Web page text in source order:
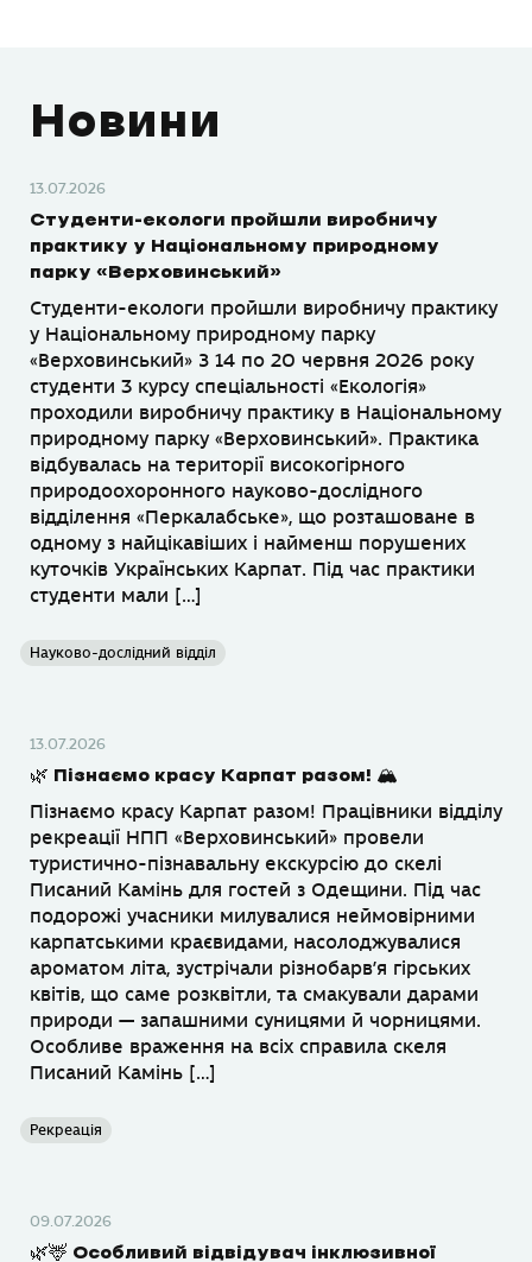
Новини
13.07.2026
Студенти-екологи пройшли виробничу
практику у Національному природному
парку «Верховинський»
Студенти-екологи пройшли виробничу практику
у Національному природному парку
«Верховинський» З 14 по 20 червня 2026 року
студенти 3 курсу спеціальності «Екологія»
проходили виробничу практику в Національному
природному парку «Верховинський». Практика
відбувалась на території високогірного
природоохоронного науково-дослідного
відділення «Перкалабське», що розташоване в
одному з найцікавіших і найменш порушених
куточків Українських Карпат. Під час практики
студенти мали […]
Науково-дослідний відділ
13.07.2026
🌿 Пізнаємо красу Карпат разом! 🏔
Пізнаємо красу Карпат разом! Працівники відділу
рекреації НПП «Верховинський» провели
туристично-пізнавальну екскурсію до скелі
Писаний Камінь для гостей з Одещини. Під час
подорожі учасники милувалися неймовірними
карпатськими краєвидами, насолоджувалися
ароматом літа, зустрічали різнобарв’я гірських
квітів, що саме розквітли, та смакували дарами
природи — запашними суницями й чорницями.
Особливе враження на всіх справила скеля
Писаний Камінь […]
Рекреація
09.07.2026
🌿🦌 Особливий відвідувач інклюзивної